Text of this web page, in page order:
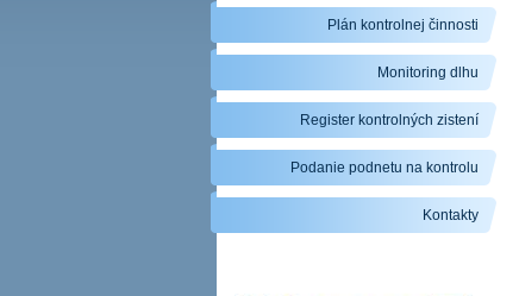
Plán kontrolnej činnosti
Monitoring dlhu
Register kontrolných zistení
Podanie podnetu na kontrolu
Kontakty